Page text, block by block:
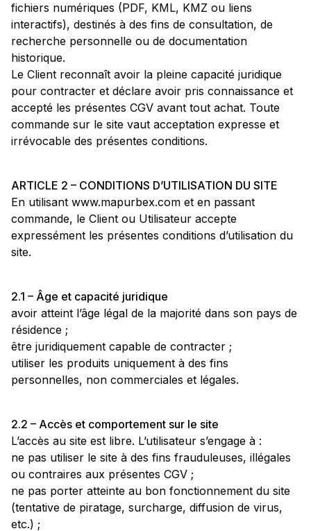
fichiers numériques (PDF, KML, KMZ ou liens
interactifs), destinés à des fins de consultation, de
recherche personnelle ou de documentation
historique.
Le Client reconnaît avoir la pleine capacité juridique
pour contracter et déclare avoir pris connaissance et
accepté les présentes CGV avant tout achat. Toute
commande sur le site vaut acceptation expresse et
irrévocable des présentes conditions.
ARTICLE 2 – CONDITIONS D’UTILISATION DU SITE
En utilisant www.mapurbex.com et en passant
commande, le Client ou Utilisateur accepte
expressément les présentes conditions d’utilisation du
site.
2.1 – Âge et capacité juridique
avoir atteint l’âge légal de la majorité dans son pays de
résidence ;
être juridiquement capable de contracter ;
utiliser les produits uniquement à des fins
personnelles, non commerciales et légales.
2.2 – Accès et comportement sur le site
L’accès au site est libre. L’utilisateur s’engage à :
ne pas utiliser le site à des fins frauduleuses, illégales
ou contraires aux présentes CGV ;
ne pas porter atteinte au bon fonctionnement du site
(tentative de piratage, surcharge, diffusion de virus,
etc.) ;